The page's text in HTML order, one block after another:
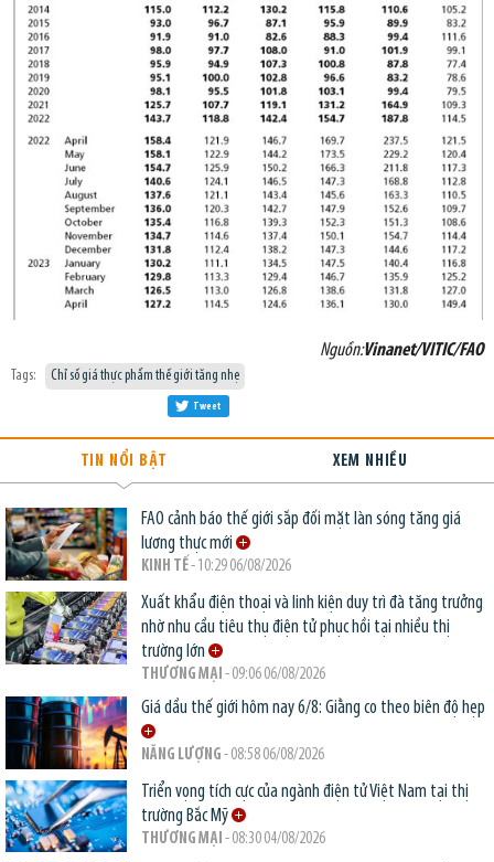
Nguồn:Vinanet/VITIC/FAO
Tags: Chỉ số giá thực phẩm thế giới tăng nhẹ
Tweet
TIN NỔI BẬT XEM NHIỀU
FAO cảnh báo thế giới sắp đối mặt làn sóng tăng giá
lương thực mới
KINH TẾ- 10:29 06/08/2026
Xuất khẩu điện thoại và linh kiện duy trì đà tăng trưởng
nhờ nhu cầu tiêu thụ điện tử phục hồi tại nhiều thị
trường lớn
THƯƠNG MẠI - 09:06 06/08/2026
Giá dầu thế giới hôm nay 6/8: Giằng co theo biên độ hẹp
NĂNG LƯỢNG - 08:58 06/08/2026
Triển vọng tích cực của ngành điện tử Việt Nam tại thị
trường Bắc Mỹ
THƯƠNG MẠI - 08:30 04/08/2026